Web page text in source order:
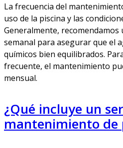
La frecuencia del
uso de la piscina y las
Generalmente,
semanal para asegurar que el
químicos bien equilibrados.
frecuente, el mantenimiento
mensual.
¿Qué incluye un
mantenimiento de